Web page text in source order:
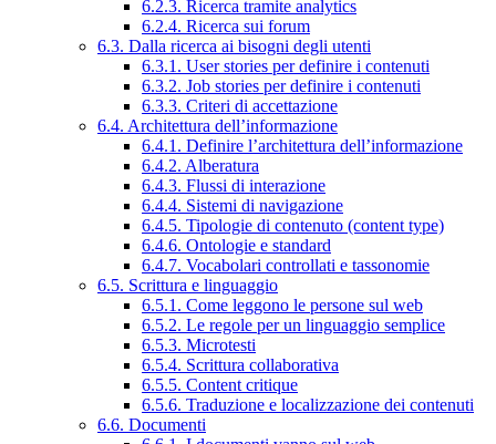
6.2.3. Ricerca tramite analytics
6.2.4. Ricerca sui forum
6.3. Dalla ricerca ai bisogni degli utenti
6.3.1. User stories per definire i contenuti
6.3.2. Job stories per definire i contenuti
6.3.3. Criteri di accettazione
6.4. Architettura dell’informazione
6.4.1. Definire l’architettura dell’informazione
6.4.2. Alberatura
6.4.3. Flussi di interazione
6.4.4. Sistemi di navigazione
6.4.5. Tipologie di contenuto (content type)
6.4.6. Ontologie e standard
6.4.7. Vocabolari controllati e tassonomie
6.5. Scrittura e linguaggio
6.5.1. Come leggono le persone sul web
6.5.2. Le regole per un linguaggio semplice
6.5.3. Microtesti
6.5.4. Scrittura collaborativa
6.5.5. Content critique
6.5.6. Traduzione e localizzazione dei contenuti
6.6. Documenti